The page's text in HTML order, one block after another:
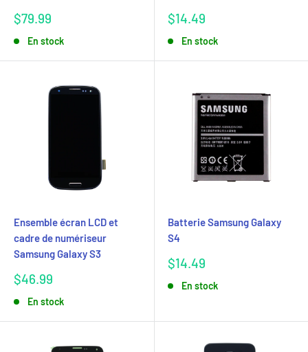
Prix
$79.99
En stock
Prix
$14.49
En stock
Ensemble écran LCD et
cadre de numériseur
Samsung Galaxy S3
Prix
$46.99
En stock
Batterie Samsung Galaxy
S4
Prix
$14.49
En stock